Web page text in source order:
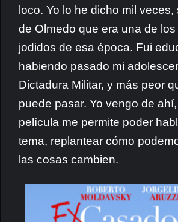
loco. Yo lo he dicho mil
de Olmedo que era una de
jodidos de esa época. Fui
habiendo pasado mi
Dictadura Militar, y más peor
puede pasar. Yo vengo de
película me permite poder
tema, replantear cómo
las cosas cambien.